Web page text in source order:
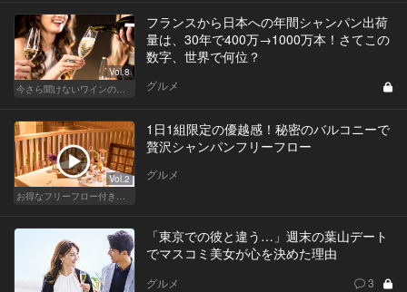
Vol.8
フランスから日本への年間シャンパン出荷
量は、30年で400万→1000万本！さてこの
数字、世界で何位？
グルメ
Vol.2
1日1組限定の優越感！秘密のバルコニーで
贅沢シャンパンフリーフロー
グルメ
「東京での彼と違う…」週末の葉山デート
でマスコミ美女が心を決めた理由
グルメ 3